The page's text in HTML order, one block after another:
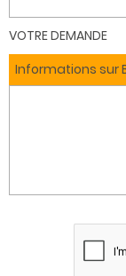
VOTRE DEMANDE